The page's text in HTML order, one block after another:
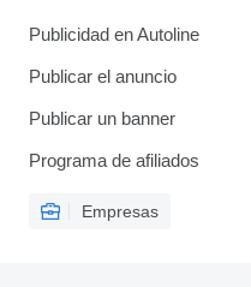
Publicidad en Autoline
Publicar el anuncio
Publicar un banner
Programa de afiliados
Empresas